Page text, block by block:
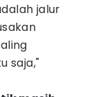
jalur
saja,"